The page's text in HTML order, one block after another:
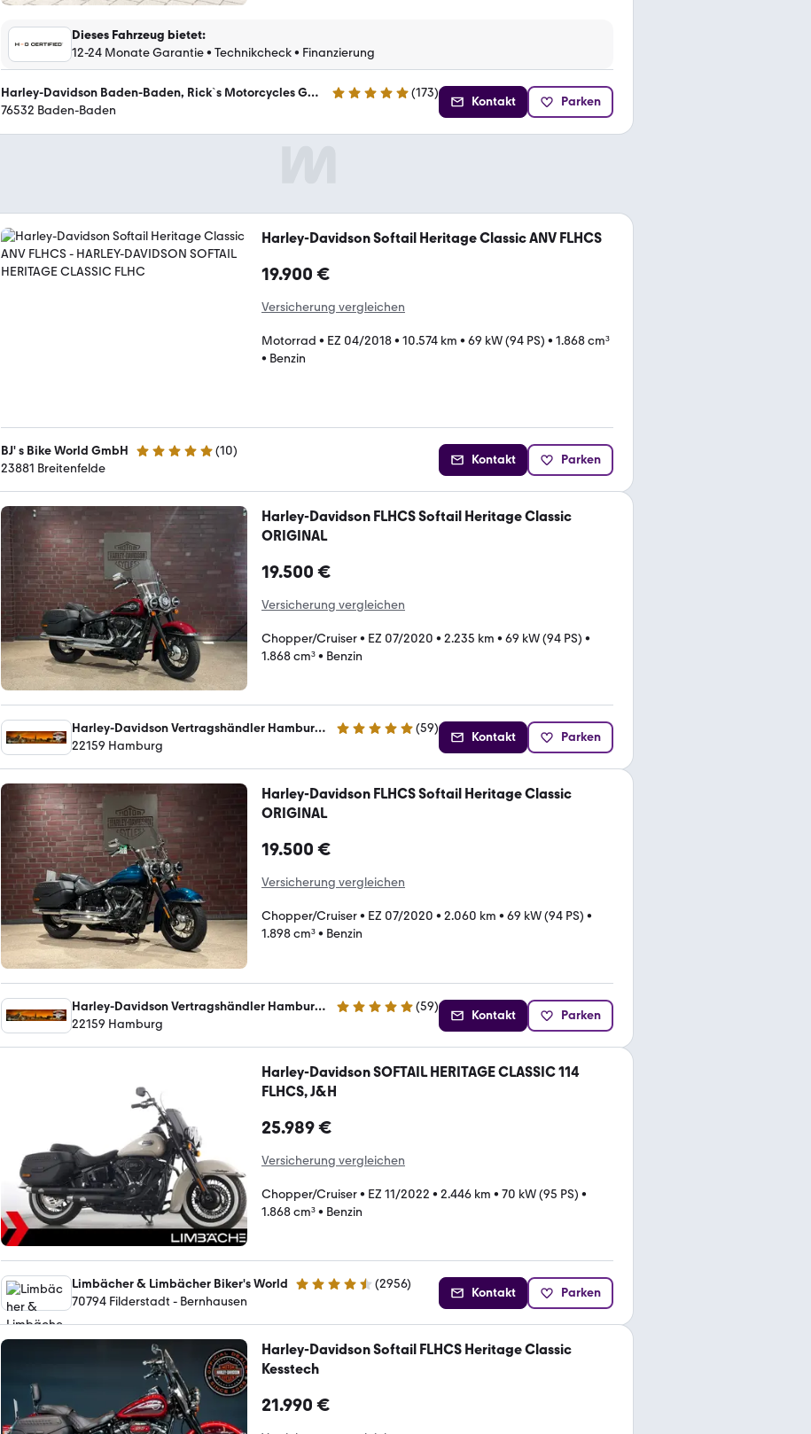
Dieses Fahrzeug bietet:
12-24 Monate Garantie• Technikcheck• Finanzierung
Harley-Davidson Baden-Baden, Rick`s Motorcycles GmbH 4.9 Sterne (173)
76532 Baden-Baden
Kontakt Parken
Harley-Davidson Softail Heritage Classic ANV FLHCS
19.900 €
Versicherung vergleichen
Motorrad • EZ 04/2018• 10.574 km • 69 kW (94 PS) • 1.868 cm³
• Benzin
BJ' s Bike World GmbH 5 Sterne (10)
23881 Breitenfelde
Kontakt Parken
Harley-Davidson FLHCS Softail Heritage Classic
ORIGINAL
19.500 €
Versicherung vergleichen
Chopper/Cruiser• EZ 07/2020 • 2.235 km • 69 kW (94 PS) •
1.868 cm³• Benzin
Harley-Davidson Vertragshändler Hamburg Nord Bike GmbH 4.9 Sterne (59)
22159 Hamburg
Kontakt Parken
Harley-Davidson FLHCS Softail Heritage Classic
ORIGINAL
19.500 €
Versicherung vergleichen
Chopper/Cruiser• EZ 07/2020 • 2.060 km • 69 kW (94 PS) •
1.898 cm³• Benzin
Harley-Davidson Vertragshändler Hamburg Nord Bike GmbH 4.9 Sterne (59)
22159 Hamburg
Kontakt Parken
Harley-Davidson SOFTAIL HERITAGE CLASSIC 114
FLHCS, J&H
25.989 €
Versicherung vergleichen
Chopper/Cruiser• EZ 11/2022 • 2.446 km • 70 kW (95 PS) •
1.868 cm³• Benzin
Limbächer & Limbächer Biker's World 4.7 Sterne (2956)
70794 Filderstadt - Bernhausen
Kontakt Parken
Harley-Davidson Softail FLHCS Heritage Classic
Kesstech
21.990 €